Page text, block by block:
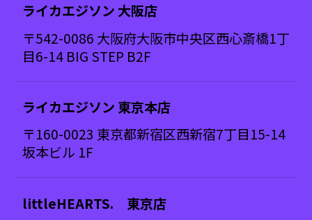
ライカエジソン 大阪店
〒542-0086 大阪府大阪市中央区西心斎橋1丁
目6-14 BIG STEP B2F
ライカエジソン 東京本店
〒160-0023 東京都新宿区西新宿7丁目15-14
坂本ビル 1F
littleHEARTS. 東京店